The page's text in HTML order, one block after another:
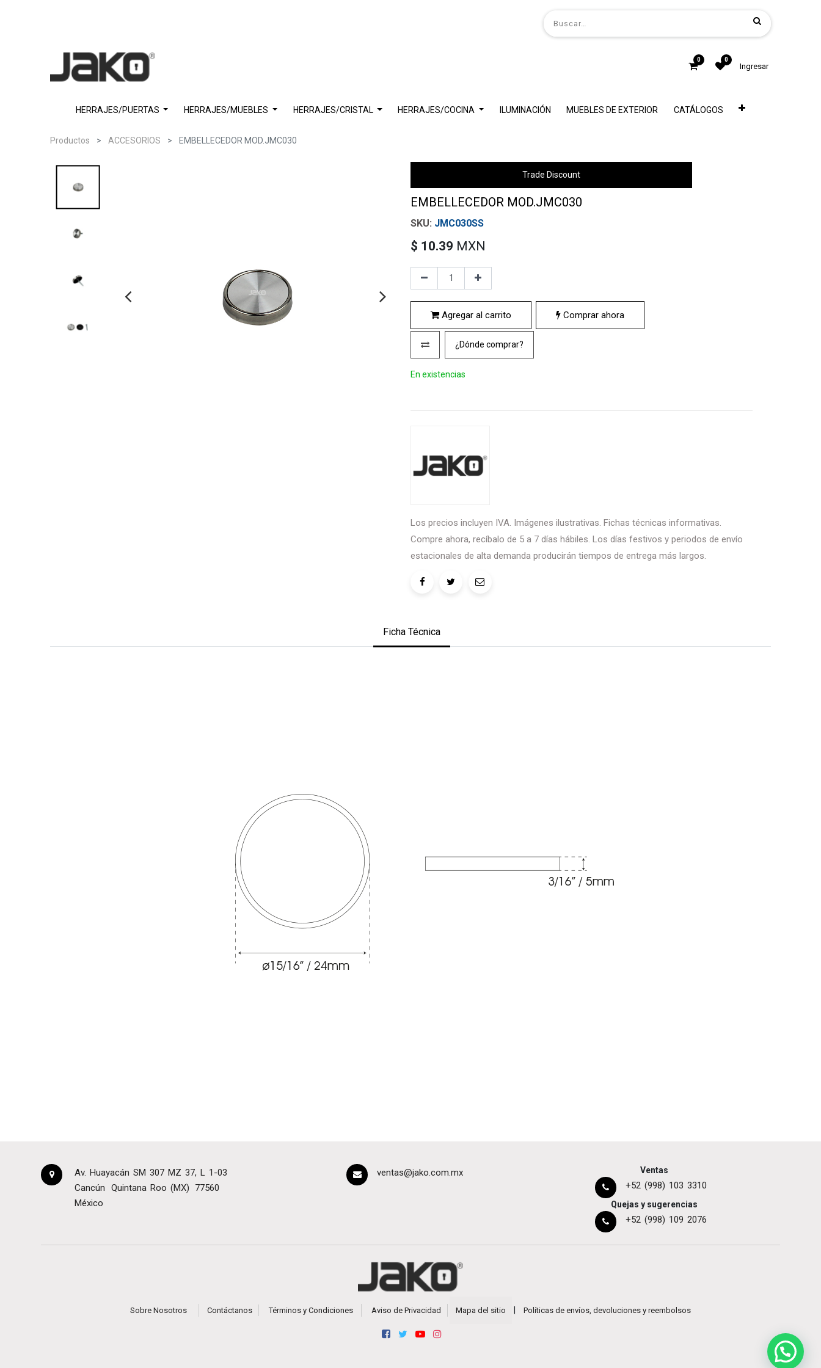
0 0
Ingresar
HERRAJES/PUERTAS HERRAJES/MUEBLES HERRAJES/CRISTAL HERRAJES/COCINA ILUMINACIÓN MUEBLES DE EXTERIOR CATÁLOGOS
Productos ACCESORIOS EMBELLECEDOR MOD.JMC030
Trade Discount
EMBELLECEDOR MOD.JMC030
JMC030SS
$ 10.39 MXN
Agregar al carrito Comprar ahora
¿Dónde comprar?
En existencias
Los precios incluyen IVA. Imágenes ilustrativas. Fichas técnicas informativas.
Compre ahora, recíbalo de 5 a 7 días hábiles. Los días festivos y periodos de envío
estacionales de alta demanda producirán tiempos de entrega más largos.
Ficha Técnica
Av. Huayacán SM 307 MZ 37, L 1-03
Cancún
Quintana Roo (MX)
77560
México
ventas@jako.com.mx Ventas
+52 (998) 103 3310
Quejas y sugerencias
+52 (998) 109 2076
Sobre Nosotros Contáctanos Términos y Condiciones Aviso de Privacidad Mapa del sitio Políticas de envíos, devoluciones y reembolsos